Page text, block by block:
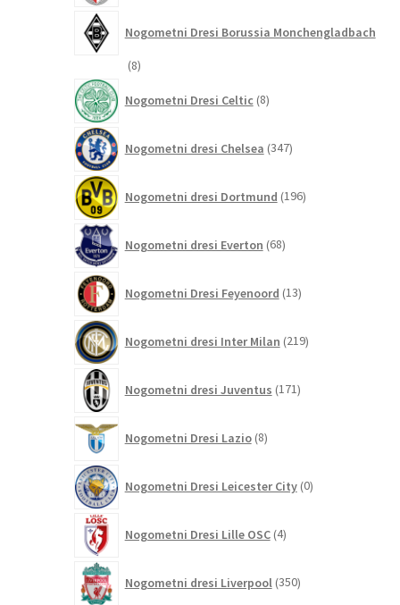
Nogometni Dresi Borussia Monchengladbach
88
Nogometni Dresi Celtic 8izdelkov
Nogometni dresi Chelsea 347izdelkov
Nogometni dresi Dortmund 196izdelkov
Nogometni dresi Everton 68izdelkov
Nogometni Dresi Feyenoord 13izdelkov
Nogometni dresi Inter Milan 219izdelkov
Nogometni dresi Juventus 171izdelkov
Nogometni Dresi Lazio 8izdelkov
Nogometni Dresi Leicester City 0izdelkov
Nogometni Dresi Lille OSC 4izdelki
Nogometni dresi Liverpool 350izdelkov